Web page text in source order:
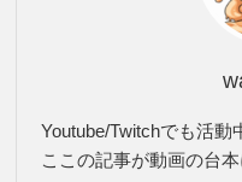
Youtube/Twitchでも活動
ここの記事が動画の台